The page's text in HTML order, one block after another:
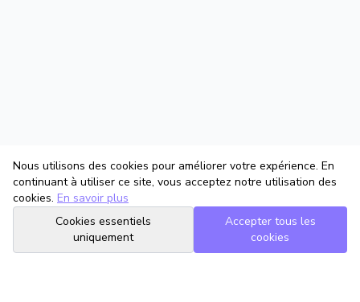
Nous utilisons des cookies pour améliorer votre expérience. En
continuant à utiliser ce site, vous acceptez notre utilisation des
cookies. En savoir plus
Cookies essentiels
uniquement
Accepter tous les
cookies